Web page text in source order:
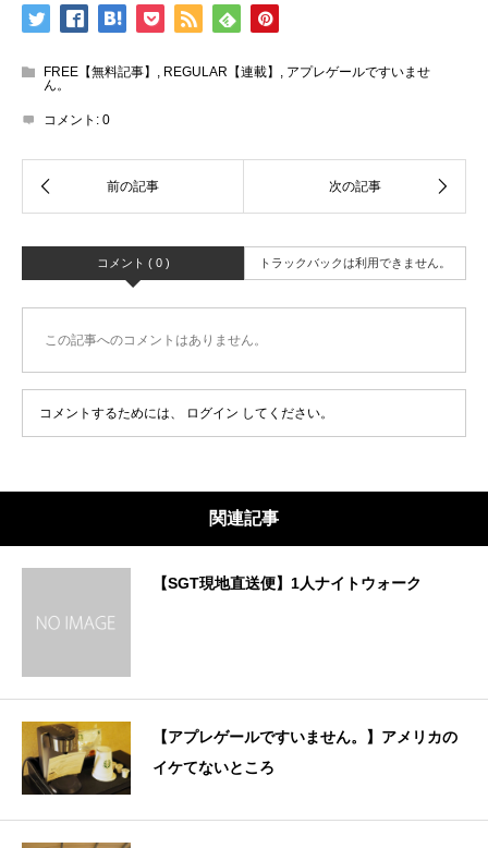
FREE【無料記事】 , REGULAR【連載】 , アプレゲールですいませ
ん。
コメント: 0
コメント ( 0 ) トラックバックは利用できません。
この記事へのコメントはありません。
コメントするためには、 ログイン してください。
関連記事
【SGT現地直送便】1人ナイトウォーク
【アプレゲールですいません。】アメリカの
イケてないところ